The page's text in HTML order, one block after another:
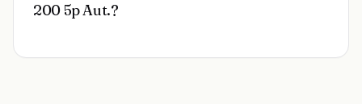
200 5p Aut.?